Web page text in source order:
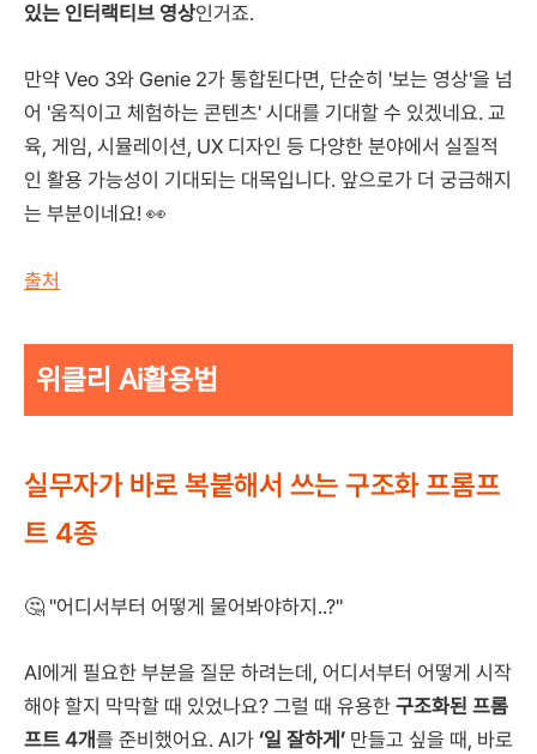
있는 인터랙티브 영상인거죠.
만약 Veo 3와 Genie 2가 통합된다면, 단순히 '보는 영상'을 넘
어 '움직이고 체험하는 콘텐츠' 시대를 기대할 수 있겠네요. 교
육, 게임, 시뮬레이션, UX 디자인 등 다양한 분야에서 실질적
인 활용 가능성이 기대되는 대목입니다. 앞으로가 더 궁금해지
는 부분이네요! 👀
출처
위클리 Ai활용법
실무자가 바로 복붙해서 쓰는 구조화 프롬프
트 4종
🤔 "어디서부터 어떻게 물어봐야하지..?"
AI에게 필요한 부분을 질문 하려는데, 어디서부터 어떻게 시작
해야 할지 막막할 때 있었나요? 그럴 때 유용한 구조화된 프롬
프트 4개를 준비했어요. AI가 ‘일 잘하게’ 만들고 싶을 때, 바로